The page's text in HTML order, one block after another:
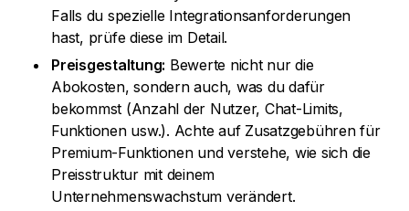
Falls du spezielle Integrationsanforderungen
hast, prüfe diese im Detail.
Preisgestaltung: Bewerte nicht nur die
Abokosten, sondern auch, was du dafür
bekommst (Anzahl der Nutzer, Chat-Limits,
Funktionen usw.). Achte auf Zusatzgebühren für
Premium-Funktionen und verstehe, wie sich die
Preisstruktur mit deinem
Unternehmenswachstum verändert.